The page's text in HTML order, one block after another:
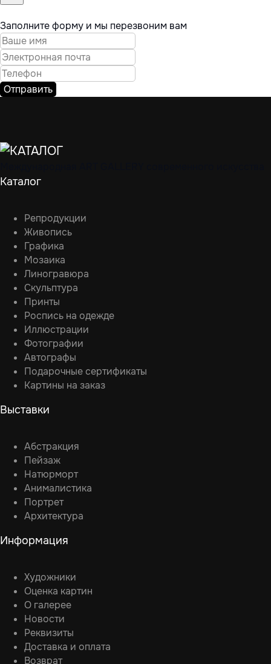
Заполните форму и мы перезвоним вам
Отправить
Каталог
Репродукции
Живопись
Графика
Мозаика
Линогравюра
Скульптура
Принты
Роспись на одежде
Иллюстрации
Фотографии
Автографы
Подарочные сертификаты
Картины на заказ
Выставки
Абстракция
Пейзаж
Натюрморт
Анималистика
Портрет
Архитектура
Информация
Художники
Оценка картин
О галерее
Новости
Реквизиты
Доставка и оплата
Возврат